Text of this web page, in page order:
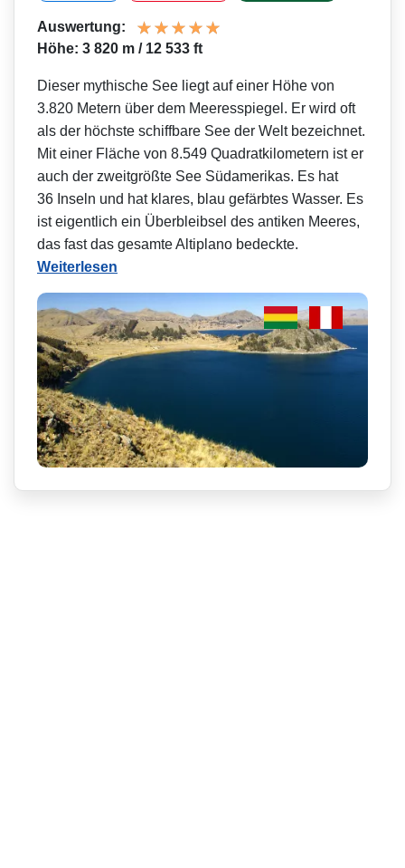
Auswertung:
Höhe: 3 820 m / 12 533 ft
Dieser mythische See liegt auf einer Höhe von
3.820 Metern über dem Meeresspiegel. Er wird oft
als der höchste schiffbare See der Welt bezeichnet.
Mit einer Fläche von 8.549 Quadrat­kilometern ist er
auch der zweitgrößte See Südamerikas. Es hat
36 Inseln und hat klares, blau gefärbtes Wasser. Es
ist eigentlich ein Überbleibsel des antiken Meeres,
das fast das gesamte Altiplano bedeckte.
Weiterlesen